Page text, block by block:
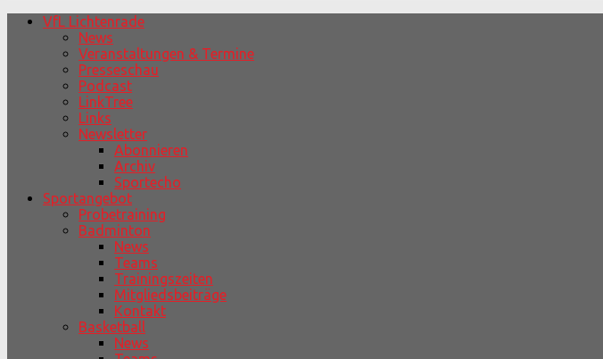
VfL Lichtenrade
News
Veranstaltungen & Termine
Presseschau
Podcast
LinkTree
Links
Newsletter
Abonnieren
Archiv
Sportecho
Sportangebot
Probetraining
Badminton
News
Teams
Trainingszeiten
Mitgliedsbeiträge
Kontakt
Basketball
News